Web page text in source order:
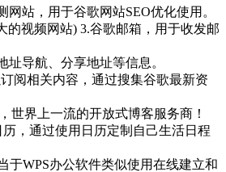
网站，用于谷歌网站SEO优化使用。
的视频网站) 3.谷歌邮箱，用于收发邮
址导航、分享地址等信息。
阅相关内容，通过搜集谷歌最新资
世界上一流的开放式博客服务商！
历，通过使用日历定制自己生活日程
于WPS办公软件类似使用在线建立和